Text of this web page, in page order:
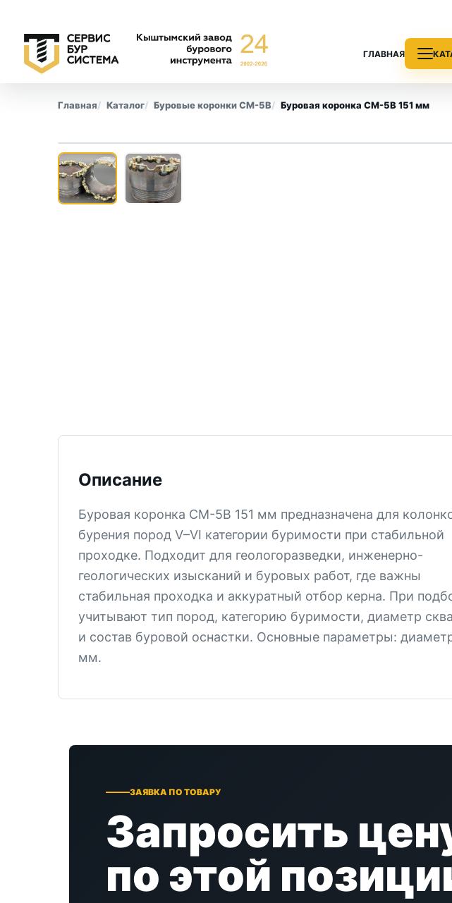
ГЛАВНАЯ
Буровые коронки
СА-6
СМ-5В
Все позиции раздела
Главная Каталог Буровые коронки СМ-5В Буровая коронка СМ-5В 151 мм
‹
Описание
Буровая коронка СМ-5В 151 мм предназначена для
бурения пород V–VI категории буримости при стабильной
проходке. Подходит для геологоразведки, инженерно-
геологических изысканий и буровых работ, где важны
стабильная проходка и аккуратный отбор керна. При
учитывают тип пород, категорию буримости, диаметр
и состав буровой оснастки. Основные параметры:
мм.
ЗАЯВКА ПО ТОВАРУ
Запросить
по этой